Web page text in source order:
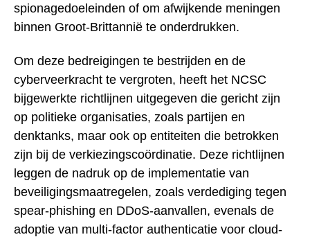
spionagedoeleinden of om afwijkende meningen
binnen Groot-Brittannië te onderdrukken.
Om deze bedreigingen te bestrijden en de
cyberveerkracht te vergroten, heeft het NCSC
bijgewerkte richtlijnen uitgegeven die gericht zijn
op politieke organisaties, zoals partijen en
denktanks, maar ook op entiteiten die betrokken
zijn bij de verkiezingscoördinatie. Deze richtlijnen
leggen de nadruk op de implementatie van
beveiligingsmaatregelen, zoals verdediging tegen
spear-phishing en DDoS-aanvallen, evenals de
adoptie van multi-factor authenticatie voor cloud-